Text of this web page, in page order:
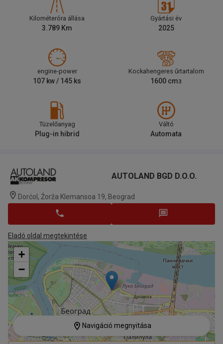
Kilométeróra állása
3.789 Km
Gyártási év
2025
engine-power
107 kw / 145 ks
Kockahengeres űrtartalom
1600 cm3
Tüzelőanyag
Plug-in hibrid
Váltó
Automata
AUTOLAND BGD D.o.o.
Dorćol, Žorža Klemansoa 19, Beograd
Eladó oldal megtekintése
+
−
Navigáció megnyitása